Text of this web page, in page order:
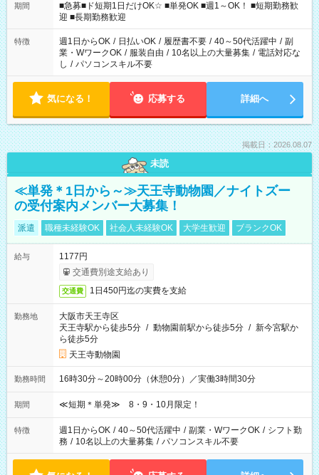
時/9-17時/9-18時/10-18時/11-21時/18-22時/20-翌4時/21-翌5
時/22-翌6時/0-翌8時 ご自身のご都合で選んで頂ける完全自由シ
フト！
期間
■急募■ド短期1日だけOK☆ ■単発OK ■週1～OK！ ■短期勤務歓
迎 ■長期勤務歓迎
特徴 週1日からOK / 日払いOK / 履歴書不要 / 40～50代活躍中 / 副
業・WワークOK / 服装自由 / 10名以上の大量募集 / 電話対応な
し / パソコンスキル不要
気になる！ 応募する 詳細へ
掲載日：2026.08.07
未読
≪単発＊1日から～≫天王寺動物園／ナイトズー
の受付案内メンバー大募集！
派遣 職種未経験OK 社会人未経験OK 大学生歓迎 ブランクOK
給与
1177円
交通費別途支給あり
交通費 1日450円迄の実費を支給
勤務地
大阪市天王寺区
天王寺駅から徒歩5分 / 動物園前駅から徒歩5分 / 新今宮駅か
ら徒歩5分
天王寺動物園
勤務時間 16時30分～20時00分（休憩0分）／実働3時間30分
期間 ≪短期＊単発≫ 8・9・10月限定！
特徴 週1日からOK / 40～50代活躍中 / 副業・WワークOK / シフト勤
務 / 10名以上の大量募集 / パソコンスキル不要